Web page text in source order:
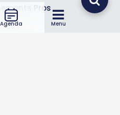
Agenda Menu
Pros